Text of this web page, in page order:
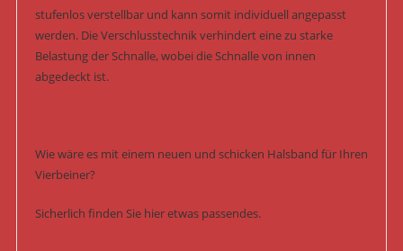
stufenlos verstellbar und kann somit individuell angepasst
werden. Die Verschlusstechnik verhindert eine zu starke
Belastung der Schnalle, wobei die Schnalle von innen
abgedeckt ist.
Wie wäre es mit einem neuen und schicken Halsband für Ihren
Vierbeiner?
Sicherlich finden Sie hier etwas passendes.